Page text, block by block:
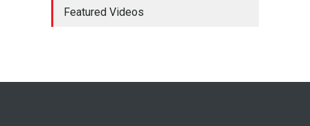
Featured Videos